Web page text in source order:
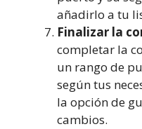
añadirlo a tu
Finalizar la
completar la
un rango de
según tus
la opción de
cambios.